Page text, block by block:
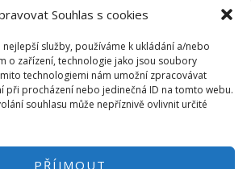
Souhlas s cookies
služby, používáme k ukládání a/nebo
o zařízení, technologie jako jsou soubory
technologiemi nám umožní zpracovávat
při procházení nebo jedinečná ID na tomto webu.
souhlasu může nepříznivě ovlivnit určité
PŘÍJMOUT
AN5A.jpg